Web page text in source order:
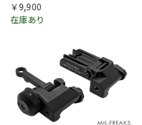
￥9,900
在庫あり